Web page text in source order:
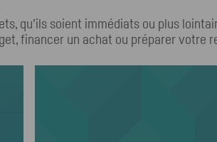
qu’ils soient immédiats ou plus
financer un achat ou préparer votre